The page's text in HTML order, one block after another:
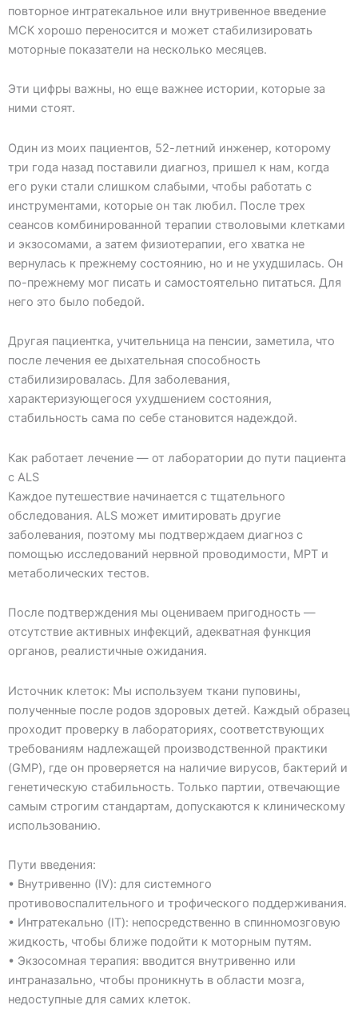
повторное интратекальное или внутривенное введение
МСК хорошо переносится и может стабилизировать
моторные показатели на несколько месяцев.
Эти цифры важны, но еще важнее истории, которые за
ними стоят.
Один из моих пациентов, 52-летний инженер, которому
три года назад поставили диагноз, пришел к нам, когда
его руки стали слишком слабыми, чтобы работать с
инструментами, которые он так любил. После трех
сеансов комбинированной терапии стволовыми клетками
и экзосомами, а затем физиотерапии, его хватка не
вернулась к прежнему состоянию, но и не ухудшилась. Он
по-прежнему мог писать и самостоятельно питаться. Для
него это было победой.
Другая пациентка, учительница на пенсии, заметила, что
после лечения ее дыхательная способность
стабилизировалась. Для заболевания,
характеризующегося ухудшением состояния,
стабильность сама по себе становится надеждой.
Как работает лечение — от лаборатории до пути пациента
с ALS
Каждое путешествие начинается с тщательного
обследования. ALS может имитировать другие
заболевания, поэтому мы подтверждаем диагноз с
помощью исследований нервной проводимости, МРТ и
метаболических тестов.
После подтверждения мы оцениваем пригодность —
отсутствие активных инфекций, адекватная функция
органов, реалистичные ожидания.
Источник клеток: Мы используем ткани пуповины,
полученные после родов здоровых детей. Каждый образец
проходит проверку в лабораториях, соответствующих
требованиям надлежащей производственной практики
(GMP), где он проверяется на наличие вирусов, бактерий и
генетическую стабильность. Только партии, отвечающие
самым строгим стандартам, допускаются к клиническому
использованию.
Пути введения:
• Внутривенно (IV): для системного
противовоспалительного и трофического поддерживания.
• Интратекально (IT): непосредственно в спинномозговую
жидкость, чтобы ближе подойти к моторным путям.
• Экзосомная терапия: вводится внутривенно или
интраназально, чтобы проникнуть в области мозга,
недоступные для самих клеток.